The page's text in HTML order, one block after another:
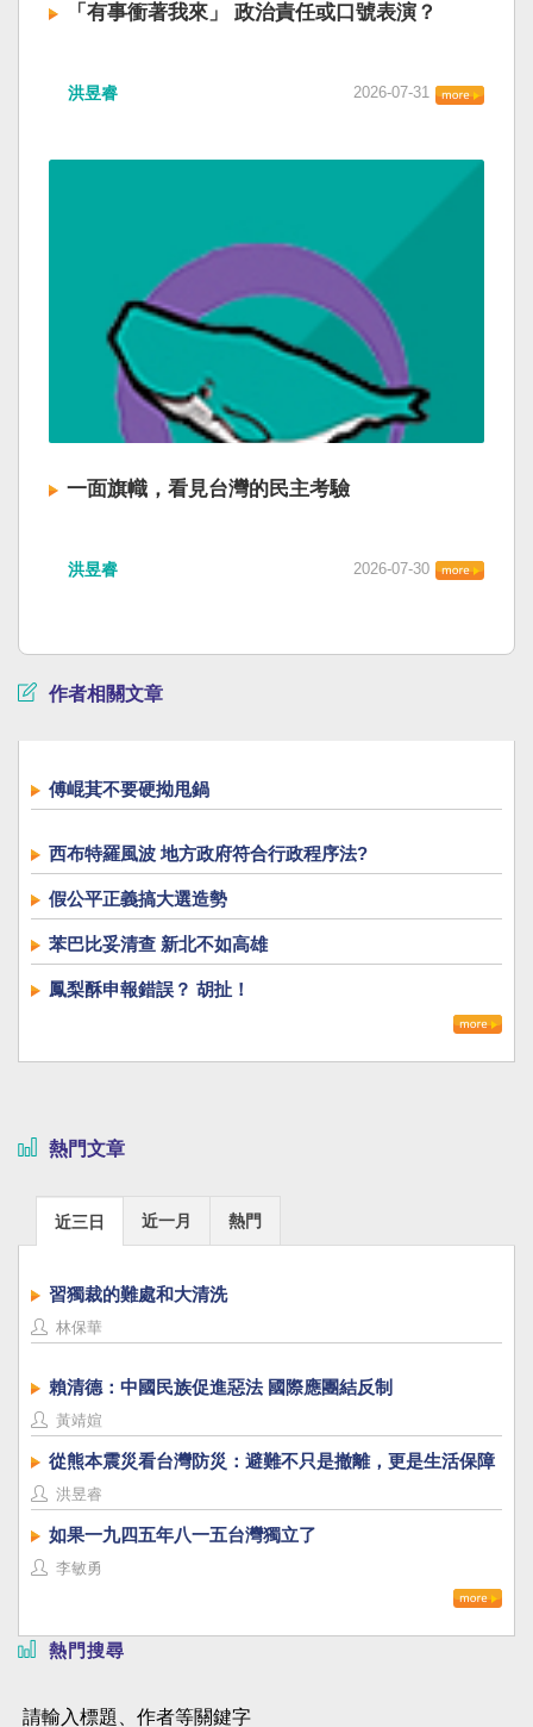
「有事衝著我來」 政治責任或口號表演？
洪昱睿 2026-07-31
一面旗幟，看見台灣的民主考驗
洪昱睿 2026-07-30
作者相關文章
傅崐萁不要硬拗甩鍋
西布特羅風波 地方政府符合行政程序法?
假公平正義搞大選造勢
苯巴比妥清查 新北不如高雄
鳳梨酥申報錯誤？ 胡扯！
熱門文章
近三日 近一月 熱門
習獨裁的難處和大清洗
林保華
賴清德：中國民族促進惡法 國際應團結反制
黃靖媗
從熊本震災看台灣防災：避難不只是撤離，更是生活保障
洪昱睿
如果一九四五年八一五台灣獨立了
李敏勇
熱門搜尋
請輸入標題、作者等關鍵字